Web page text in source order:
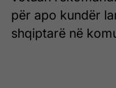
për apo kundër
shqiptarë në